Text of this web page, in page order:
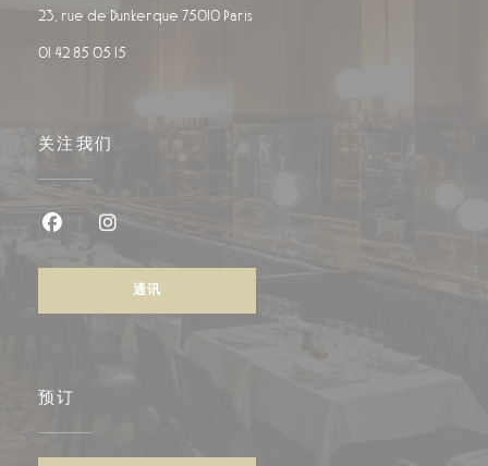
23, rue de Dunkerque 75010 Paris
01 42 85 05 15
关注我们
通讯
预订